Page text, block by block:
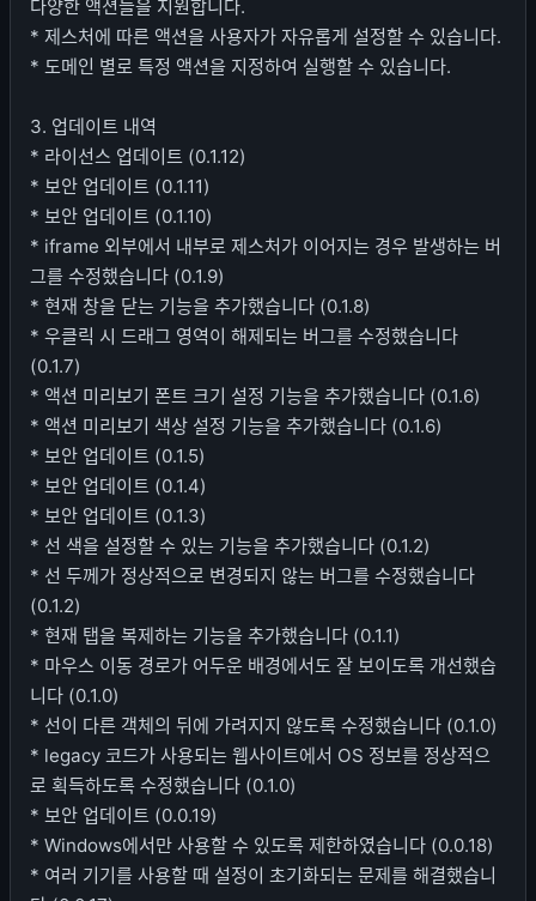
다양한 액션들을 지원합니다.
* 제스처에 따른 액션을 사용자가 자유롭게 설정할 수 있습니다.
* 도메인 별로 특정 액션을 지정하여 실행할 수 있습니다.
3. 업데이트 내역
* 라이선스 업데이트 (0.1.12)
* 보안 업데이트 (0.1.11)
* 보안 업데이트 (0.1.10)
* iframe 외부에서 내부로 제스처가 이어지는 경우 발생하는 버
그를 수정했습니다 (0.1.9)
* 현재 창을 닫는 기능을 추가했습니다 (0.1.8)
* 우클릭 시 드래그 영역이 해제되는 버그를 수정했습니다
(0.1.7)
* 액션 미리보기 폰트 크기 설정 기능을 추가했습니다 (0.1.6)
* 액션 미리보기 색상 설정 기능을 추가했습니다 (0.1.6)
* 보안 업데이트 (0.1.5)
* 보안 업데이트 (0.1.4)
* 보안 업데이트 (0.1.3)
* 선 색을 설정할 수 있는 기능을 추가했습니다 (0.1.2)
* 선 두께가 정상적으로 변경되지 않는 버그를 수정했습니다
(0.1.2)
* 현재 탭을 복제하는 기능을 추가했습니다 (0.1.1)
* 마우스 이동 경로가 어두운 배경에서도 잘 보이도록 개선했습
니다 (0.1.0)
* 선이 다른 객체의 뒤에 가려지지 않도록 수정했습니다 (0.1.0)
* legacy 코드가 사용되는 웹사이트에서 OS 정보를 정상적으
로 획득하도록 수정했습니다 (0.1.0)
* 보안 업데이트 (0.0.19)
* Windows에서만 사용할 수 있도록 제한하였습니다 (0.0.18)
* 여러 기기를 사용할 때 설정이 초기화되는 문제를 해결했습니